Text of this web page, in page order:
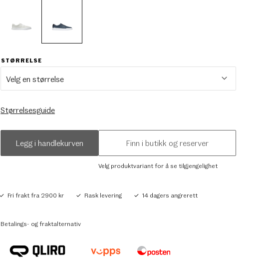
STØRRELSE
Størrelsesguide
Legg i handlekurven Finn i butikk og reserver
Velg produktvariant for å se tilgjengelighet
Fri frakt fra 2900 kr Rask levering 14 dagers angrerett
Betalings- og fraktalternativ